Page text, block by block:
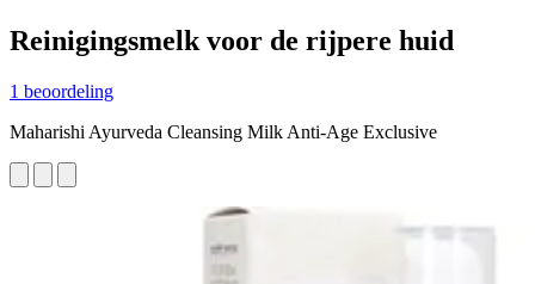
Reinigingsmelk voor de rijpere huid
1 beoordeling
Maharishi Ayurveda Cleansing Milk Anti-Age Exclusive